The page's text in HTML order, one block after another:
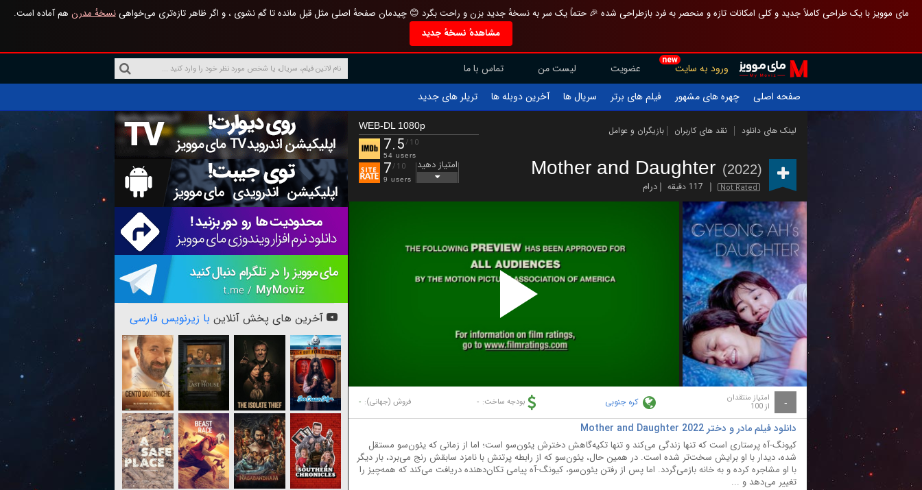
مای موویز با یک طراحی کاملاً جدید و کلی امکانات تازه و منحصر به فرد بازطراحی شده 🎉 حتماً یک سر به نسخهٔ جدید بزن و راحت بگرد 😊 چیدمان صفحهٔ اصلی مثل قبل مانده تا گم نشوی ، و اگر ظاهر تازه‌تری می‌خواهینسخهٔ مدرن هم آماده است.
مشاهدهٔ نسخهٔ جدید
new
ورود به سایت عضویت لیست من
تماس با ما
صفحه اصلی
چهره های مشهور فیلم های برتر سریال ها آخرین دوبله ها تریلر های جدید
لینک های دانلود نقد های کاربران بازیگران و عوامل
Mother and Daughter (2022)
Not Rated 117 دقیقه درام
WEB-DL 1080p
7.5/10
54 users
7/10
9 users
امتیاز دهید
Play
Video
- امتیاز منتقدان
از 100 کره جنوبی بودجه ساخت: - فروش (جهانی): -
دانلود فیلم مادر و دختر Mother and Daughter 2022
کیونگ-آه پرستاری است که تنها زندگی می‌کند و تنها تکیه‌گاهش دخترش یئون‌سو است؛ اما از زمانی که یئون‌سو مستقل
شده، دیدار با او برایش سخت‌تر شده است. در همین حال، یئون‌سو که از رابطه پرتنش با نامزد سابقش رنج می‌برد، بار دیگر
با او مشاجره کرده و به خانه بازمی‌گردد. اما پس از رفتن یئون‌سو، کیونگ-آه پیامی تکان‌دهنده دریافت می‌کند که همه‌چیز را
تغییر می‌دهد و ...
آخرین های پخش آنلاین با زیرنویس فارسی